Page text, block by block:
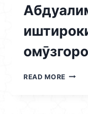
READ MORE